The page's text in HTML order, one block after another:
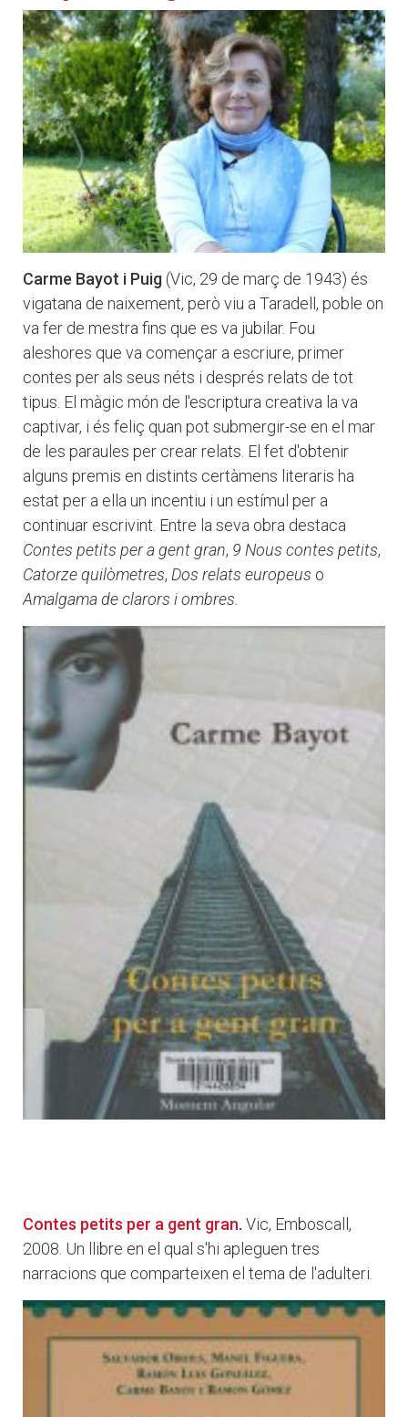
Carme Bayot i Puig (Vic, 29 de març de 1943) és
vigatana de naixement, però viu a Taradell, poble on
va fer de mestra fins que es va jubilar. Fou
aleshores que va començar a escriure, primer
contes per als seus néts i després relats de tot
tipus. El màgic món de l'escriptura creativa la va
captivar, i és feliç quan pot submergir-se en el mar
de les paraules per crear relats. El fet d'obtenir
alguns premis en distints certàmens literaris ha
estat per a ella un incentiu i un estímul per a
continuar escrivint. Entre la seva obra destaca
Contes petits per a gent gran, 9 Nous contes petits,
Catorze quilòmetres, Dos relats europeus o
Amalgama de clarors i ombres
Contes petits per a gent gran. Vic, Emboscall,
2008. Un llibre en el qual s'hi apleguen tres
narracions que comparteixen el tema de l'adulteri.